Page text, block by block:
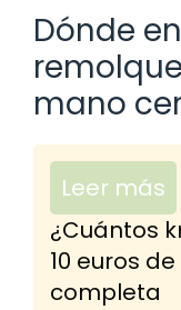
Dónde
mano
Leer más
¿Cuántos
10 euros
completa